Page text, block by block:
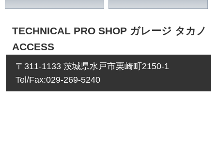
TECHNICAL PRO SHOP ガレージ タカノ
ACCESS
〒311-1133 茨城県水戸市栗崎町2150-1
Tel/Fax:029-269-5240